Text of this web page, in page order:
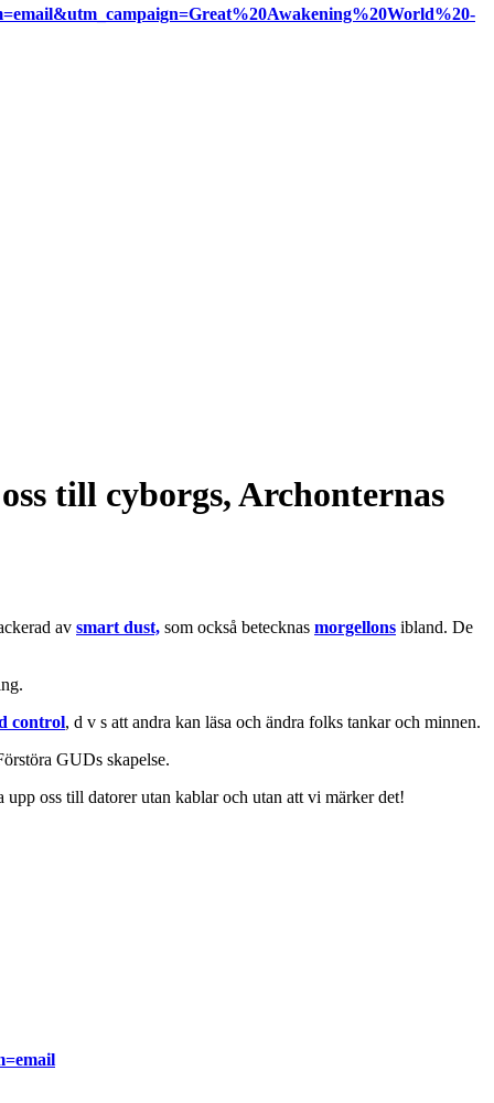
till cyborgs, Archonternas
av smart dust, som också betecknas morgellons ibland. De
control, d v s att andra kan läsa och ändra folks tankar och minnen.
GUDs skapelse.
oss till datorer utan kablar och utan att vi märker det!